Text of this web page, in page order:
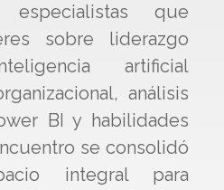
que
sobre liderazgo
artificial
análisis
BI y habilidades
se consolidó
integral para